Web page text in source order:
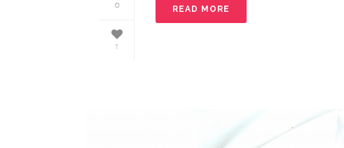
0
1
READ MORE